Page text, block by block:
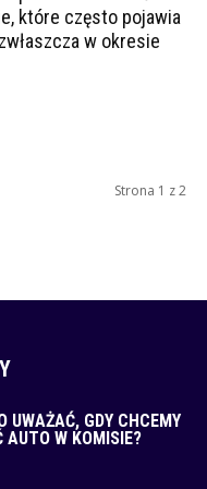
które często pojawia
w okresie
Strona 1 z 2
UWAŻAĆ, GDY CHCEMY
AUTO W KOMISIE?